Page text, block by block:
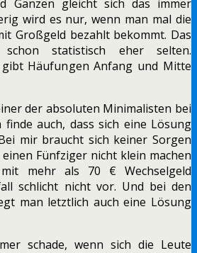
Ganzen gleicht sich das immer
wird es nur, wenn man mal die
Großgeld bezahlt bekommt. Das
schon statistisch eher selten.
gibt Häufungen Anfang und Mitte
der absoluten Minimalisten bei
auch, dass sich eine Lösung
mir braucht sich keiner Sorgen
Fünfziger nicht klein machen
mehr als 70 € Wechselgeld
schlicht nicht vor. Und bei den
man letztlich auch eine Lösung
schade, wenn sich die Leute